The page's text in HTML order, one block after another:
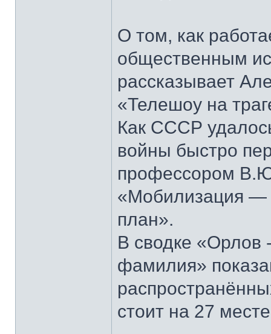
О том, как
общественным
рассказывает
«Телешоу на
Как СССР
войны быстро
профессором
«Мобилизация —
план».
В сводке «Орлов
фамилия»
стоит на 27